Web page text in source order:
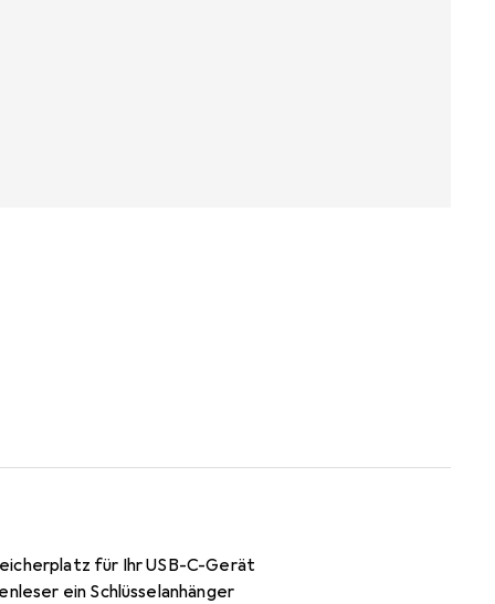
für Ihr USB-C-Gerät
ein Schlüsselanhänger